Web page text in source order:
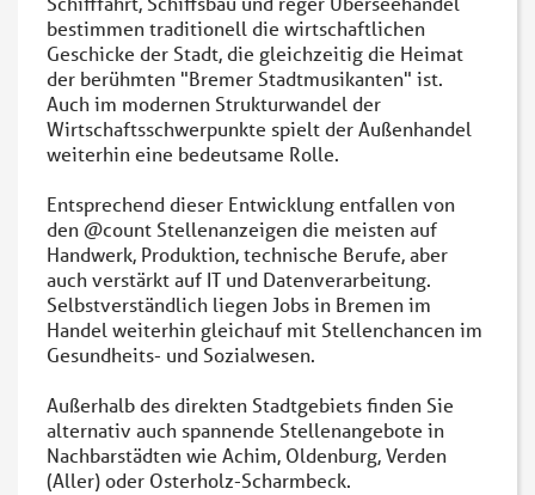
bestimmen traditionell die wirtschaftlichen
Geschicke der Stadt, die gleichzeitig die Heimat
der berühmten "Bremer Stadtmusikanten" ist.
Auch im modernen Strukturwandel der
Wirtschaftsschwerpunkte spielt der Außenhandel
weiterhin eine bedeutsame Rolle.
Entsprechend dieser Entwicklung entfallen von
den @‌count Stellenanzeigen die meisten auf
Handwerk, Produktion, technische Berufe, aber
auch verstärkt auf IT und Datenverarbeitung.
Selbstverständlich liegen Jobs in Bremen im
Handel weiterhin gleichauf mit Stellenchancen im
Gesundheits- und Sozialwesen.
Außerhalb des direkten Stadtgebiets finden Sie
alternativ auch spannende Stellenangebote in
Nachbarstädten wie Achim, Oldenburg, Verden
(Aller) oder Osterholz-Scharmbeck.